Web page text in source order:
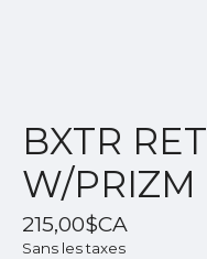
BXTR
W/PRIZM
215,00$CA
Sans les taxes